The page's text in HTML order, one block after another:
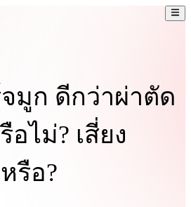
มูก ดีกว่าผ่าตัด
อไม่? เสี่ยง
รือ?